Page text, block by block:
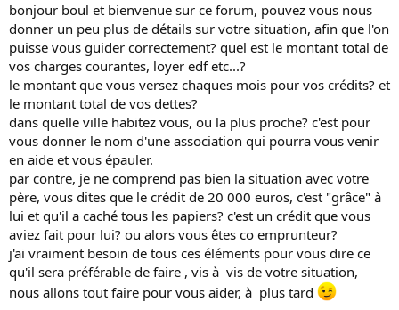
bonjour boul et bienvenue sur ce forum, pouvez vous nous
donner un peu plus de détails sur votre situation, afin que l'on
puisse vous guider correctement? quel est le montant total de
vos charges courantes, loyer edf etc...?
le montant que vous versez chaques mois pour vos crédits? et
le montant total de vos dettes?
dans quelle ville habitez vous, ou la plus proche? c'est pour
vous donner le nom d'une association qui pourra vous venir
en aide et vous épauler.
par contre, je ne comprend pas bien la situation avec votre
père, vous dites que le crédit de 20 000 euros, c'est "grâce" à
lui et qu'il a caché tous les papiers? c'est un crédit que vous
aviez fait pour lui? ou alors vous êtes co emprunteur?
j'ai vraiment besoin de tous ces éléments pour vous dire ce
qu'il sera préférable de faire , vis à vis de votre situation,
nous allons tout faire pour vous aider, à plus tard